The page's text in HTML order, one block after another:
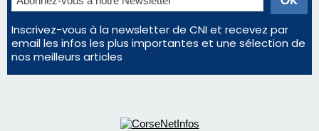
Inscrivez-vous à la newsletter de CNI et recevez par
email les infos les plus importantes et une sélection de
nos meilleurs articles